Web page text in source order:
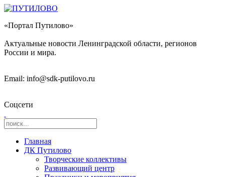
«Портал Путилово»
Актуальные новости Ленинградской области, регионов
России и мира.
Email: info@sdk-putilovo.ru
Соцсети
Главная
ДК Путилово
Творческие коллективы
Развивающий центр